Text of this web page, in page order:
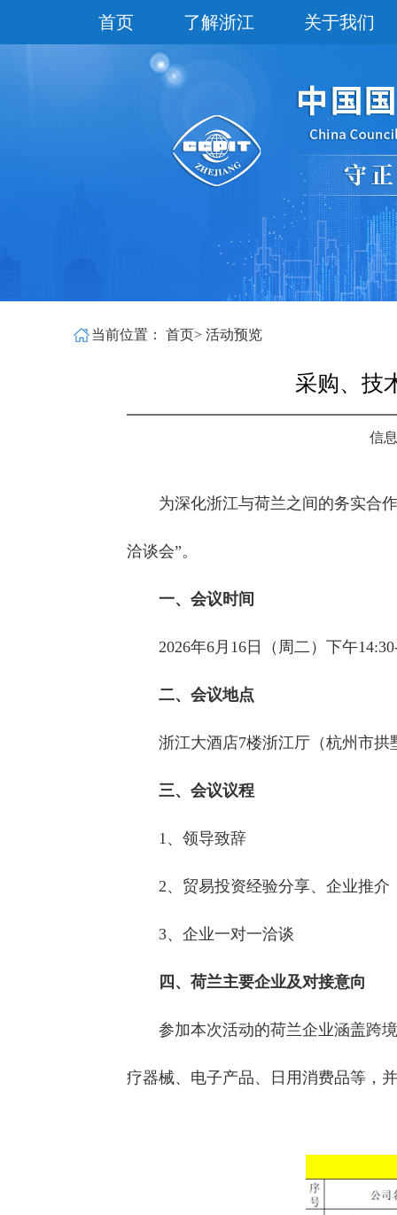
首页 了解浙江 关于我们
当前位置： 首页> 活动预览
采购、技
信
为深化浙江与荷兰之间的务实合
洽谈会”。
一、会议时间
2026年6月16日（周二）下午
二、会议地点
浙江大酒店7楼浙江厅（杭州市拱
三、会议议程
1、领导致辞
2、贸易投资经验分享、企业推介
3、企业一对一洽谈
四、荷兰主要企业及对接意向
参加本次活动的荷兰企业涵盖跨
疗器械、电子产品、日用消费品等，